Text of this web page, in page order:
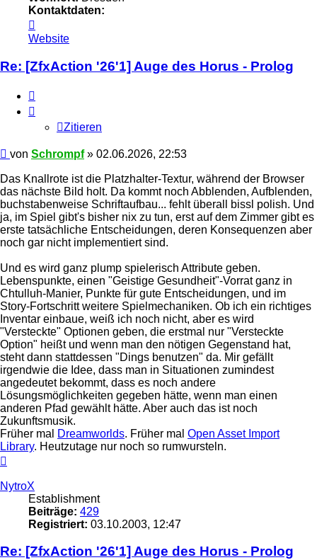
Kontaktdaten:
von
Schrompf
Website
Re: [ZfxAction '26'1] Auge des Horus - Prolog
Zitieren
Beitrag
von Schrompf» 02.06.2026, 22:53
Das Knallrote ist die Platzhalter-Textur, während der Browser
das nächste Bild holt. Da kommt noch Abblenden, Aufblenden,
buchstabenweise Schriftaufbau... fehlt überall bissl polish. Und
ja, im Spiel gibt's bisher nix zu tun, erst auf dem Zimmer gibt es
erste tatsächliche Entscheidungen, deren Konsequenzen aber
noch gar nicht implementiert sind.
Und es wird ganz plump spielerisch Attribute geben.
Lebenspunkte, einen "Geistige Gesundheit"-Vorrat ganz in
Chtulluh-Manier, Punkte für gute Entscheidungen, und im
Story-Fortschritt weitere Spielmechaniken. Ob ich ein richtiges
Inventar einbaue, weiß ich noch nicht, aber es wird
"Versteckte" Optionen geben, die erstmal nur "Versteckte
Option" heißt und wenn man den nötigen Gegenstand hat,
steht dann stattdessen "Dings benutzen" da. Mir gefällt
irgendwie die Idee, dass man in Situationen zumindest
angedeutet bekommt, dass es noch andere
Lösungsmöglichkeiten gegeben hätte, wenn man einen
anderen Pfad gewählt hätte. Aber auch das ist noch
Zukunftsmusik.
Früher mal
Dreamworlds. Früher mal Open Asset Import
Library. Heutzutage nur noch so rumwursteln.
NytroX
Establishment
Beiträge: 429
Registriert: 03.10.2003, 12:47
Re: [ZfxAction '26'1] Auge des Horus - Prolog